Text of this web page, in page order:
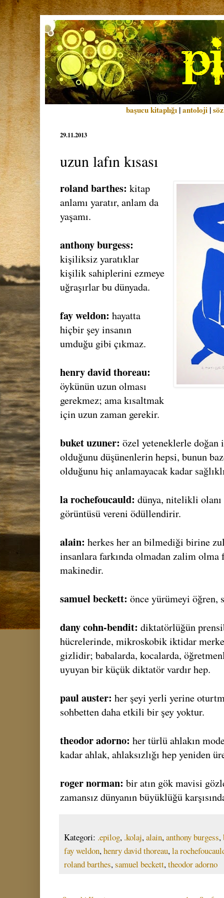
başucu kitaplığı |antoloji |
29.11.2013
uzun lafın kısası
roland barthes: kitap
anlamı yaratır, anlam da
yaşamı.
anthony burgess:
kişiliksiz yaratıklar
kişilik sahiplerini ezmeye
uğraşırlar bu dünyada.
fay weldon: hayatta
hiçbir şey insanın
umduğu gibi çıkmaz.
henry david thoreau:
öykünün uzun olması
gerekmez; ama kısaltmak
için uzun zaman gerekir.
buket uzuner: özel yeteneklerle doğan
olduğunu düşünenlerin hepsi, bunun
olduğunu hiç anlamayacak kadar
la rochefoucauld: dünya, nitelikli
görüntüsü vereni ödüllendirir.
alain: herkes her an bilmediği birine
insanlara farkında olmadan zalim olma
makinedir.
samuel beckett: önce yürümeyi öğren,
dany cohn-bendit: diktatörlüğün
hücrelerinde, mikroskobik iktidar
gizlidir; babalarda, kocalarda,
uyuyan bir küçük diktatör vardır hep.
paul auster: her şeyi yerli yerine
sohbetten daha etkili bir şey yoktur.
theodor adorno: her türlü ahlakın
kadar ahlak, ahlaksızlığı hep yeniden
roger norman: bir atın gök mavisi
zamansız dünyanın büyüklüğü
Kategori: .epilog, .kolaj,alain,anthony burgess,
fay weldon,henry david thoreau,la
roland barthes,samuel beckett,theodor adorno